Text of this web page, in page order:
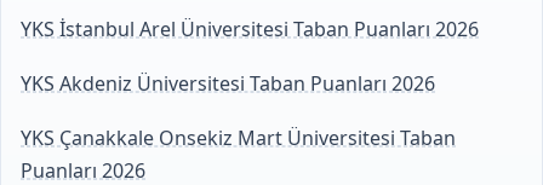
YKS İstanbul Arel Üniversitesi Taban Puanları 2026
YKS Akdeniz Üniversitesi Taban Puanları 2026
YKS Çanakkale Onsekiz Mart Üniversitesi Taban
Puanları 2026